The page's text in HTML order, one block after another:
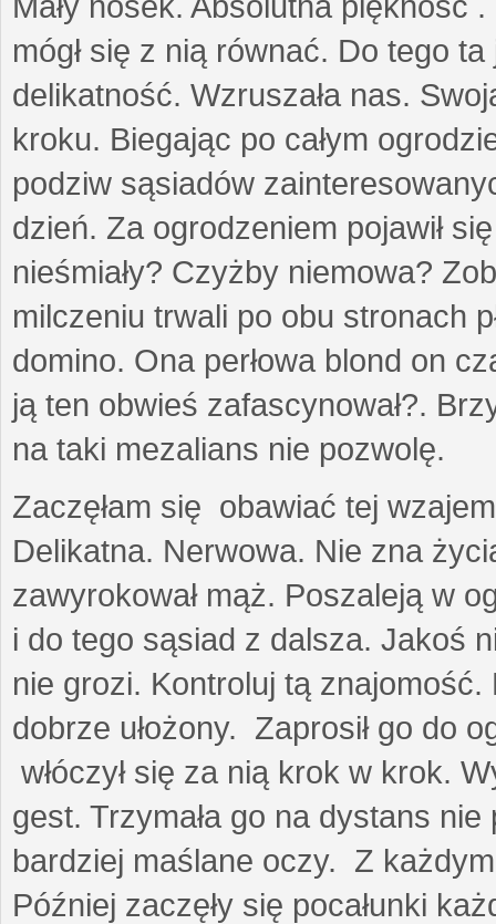
mógł się z nią równać. Do tego
delikatność. Wzruszała nas.
kroku. Biegając po całym
podziw sąsiadów
dzień. Za ogrodzeniem pojawił
nieśmiały? Czyżby niemowa?
milczeniu trwali po obu stronach
domino. Ona perłowa blond on
ją ten obwieś zafascynował?.
na taki mezalians nie pozwolę.
Zaczęłam się obawiać tej
Delikatna. Nerwowa. Nie zna
zawyrokował mąż. Poszaleją w
i do tego sąsiad z dalsza. Jakoś
nie grozi. Kontroluj tą
dobrze ułożony. Zaprosił go do
włóczył się za nią krok w krok.
gest. Trzymała go na dystans
bardziej maślane oczy. Z
Później zaczęły się pocałunki